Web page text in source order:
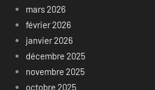
mars 2026
février 2026
janvier 2026
décembre 2025
novembre 2025
octobre 2025